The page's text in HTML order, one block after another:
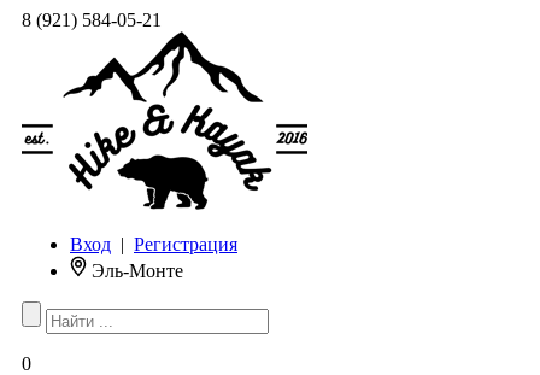
8 (921) 584-05-21
Вход | Регистрация
Эль-Монте
0